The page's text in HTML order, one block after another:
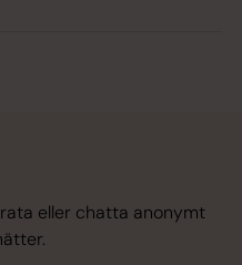
eller chatta anonymt